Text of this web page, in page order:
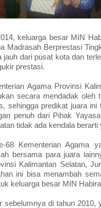
keluarga besar MIN
Madrasah Berprestasi
jauh dari pusat kota dan
prestasi.
Agama Provinsi
secara mendadak oleh
sehingga predikat juara
penuh dari Pihak
tidak ada kendala berarti
Kementerian Agama
bersama para juara
Kalimantan Selatan,
ini bisa menambah
keluarga besar MIN
sebelumnya di tahun 2010,